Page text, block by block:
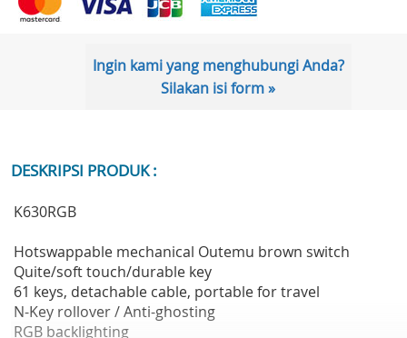
Ingin kami yang menghubungi Anda?
Silakan isi form »
DESKRIPSI PRODUK :
K630RGB
Hotswappable mechanical Outemu brown switch
Quite/soft touch/durable key
61 keys, detachable cable, portable for travel
N-Key rollover / Anti-ghosting
RGB backlighting